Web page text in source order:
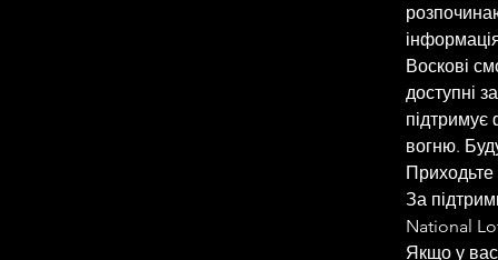
Воскові
доступні
підтримує
вогню.
За
National
Якщо у вас